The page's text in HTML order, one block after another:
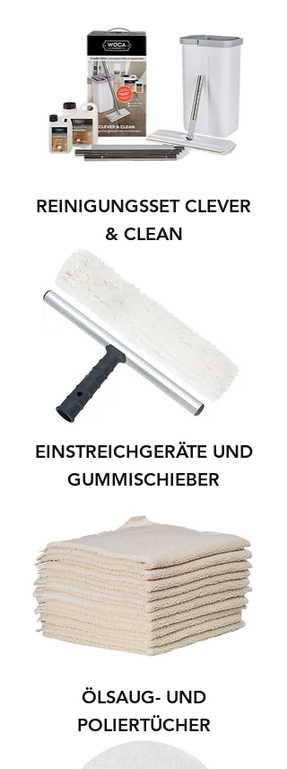
REINIGUNGSSET CLEVER
& CLEAN
EINSTREICHGERÄTE UND
GUMMISCHIEBER
ÖLSAUG- UND
POLIERTÜCHER